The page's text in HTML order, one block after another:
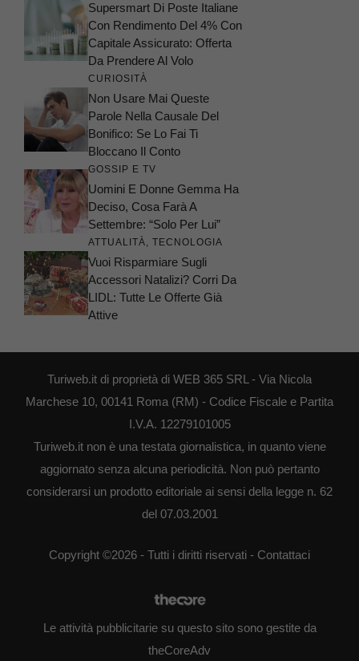
Supersmart Di Poste Italiane
Con Rendimento Del 4% Con
Capitale Assicurato: Offerta
Da Prendere Al Volo
CURIOSITÀ
Non Usare Mai Queste
Parole Nella Causale Del
Bonifico: Se Lo Fai Ti
Bloccano Il Conto
GOSSIP E TV
Uomini E Donne Gemma Ha
Deciso, Cosa Farà A
Settembre: “Solo Per Lui”
ATTUALITÀ, TECNOLOGIA
Vuoi Risparmiare Sugli
Accessori Natalizi? Corri Da
LIDL: Tutte Le Offerte Già
Attive
Turiweb.it di proprietà di WEB 365 SRL - Via Nicola
Marchese 10, 00141 Roma (RM) - Codice Fiscale e Partita
I.V.A. 12279101005
Turiweb.it non è una testata giornalistica, in quanto viene
aggiornato senza alcuna periodicità. Non può pertanto
considerarsi un prodotto editoriale ai sensi della legge n. 62
del 07.03.2001
Copyright ©2026 - Tutti i diritti riservati - Contattaci
Le attività pubblicitarie su questo sito sono gestite da
theCoreAdv